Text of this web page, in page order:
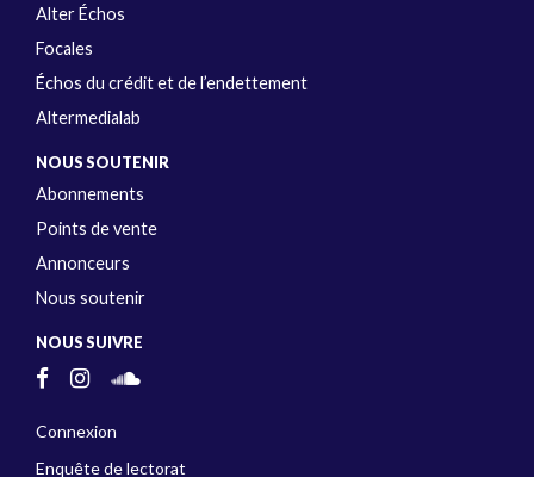
Alter Échos
Focales
Échos du crédit et de l’endettement
Altermedialab
NOUS SOUTENIR
Abonnements
Points de vente
Annonceurs
Nous soutenir
NOUS SUIVRE
Connexion
Enquête de lectorat